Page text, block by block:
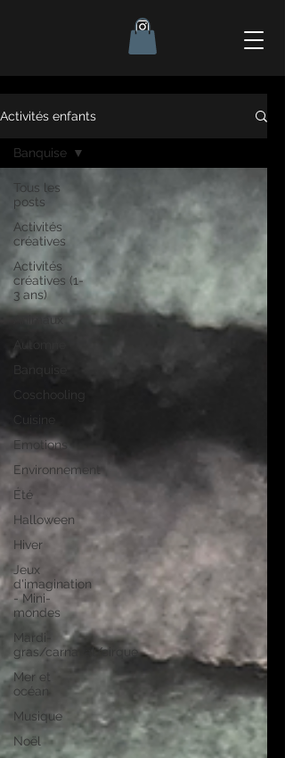
Activités enfants
Tous les
posts
Activités
créatives
Activités
créatives (1-
3 ans)
Animaux
Coschooling
Cuisine
Emotions
Environnement
Été
Halloween
Hiver
Jeux
d'imagination
- Mini-
mondes
Mardi-
gras/carnaval/cirque
Mer et
océan
Musique
Noël
Banquise